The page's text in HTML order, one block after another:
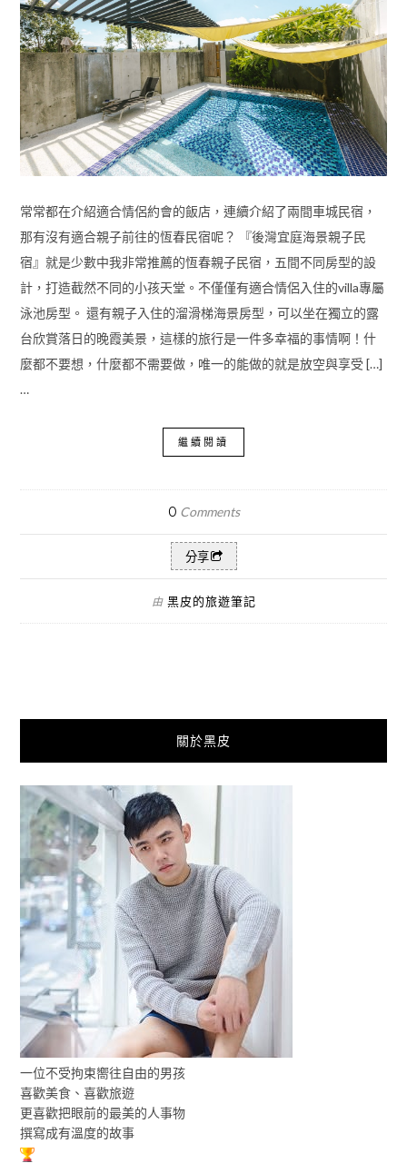
常常都在介紹適合情侶約會的飯店，連續介紹了兩間車城民宿，
那有沒有適合親子前往的恆春民宿呢？ 『後灣宜庭海景親子民
宿』就是少數中我非常推薦的恆春親子民宿，五間不同房型的設
計，打造截然不同的小孩天堂。不僅僅有適合情侶入住的villa專屬
泳池房型。 還有親子入住的溜滑梯海景房型，可以坐在獨立的露
台欣賞落日的晚霞美景，這樣的旅行是一件多幸福的事情啊！什
麼都不要想，什麼都不需要做，唯一的能做的就是放空與享受 […]
…
繼續閱讀
0 Comments
分享
由 黑皮的旅遊筆記
關於黑皮
一位不受拘束嚮往自由的男孩
喜歡美食、喜歡旅遊
更喜歡把眼前的最美的人事物
撰寫成有溫度的故事